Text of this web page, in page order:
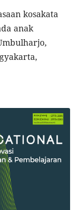
kosakata
anak